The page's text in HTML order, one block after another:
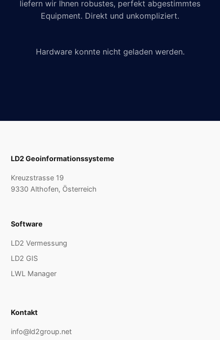
liefern wir Ihnen robustes, perfekt abgestimmtes
Equipment. Direkt und unkompliziert.
Hardware konnte nicht geladen werden.
LD2 Geoinformationssysteme
Kreuzstrasse 19
9330 Althofen, Österreich
Software
LD2 Vermessung
LD2 GIS
LWL Manager
Kontakt
info@ld2group.net